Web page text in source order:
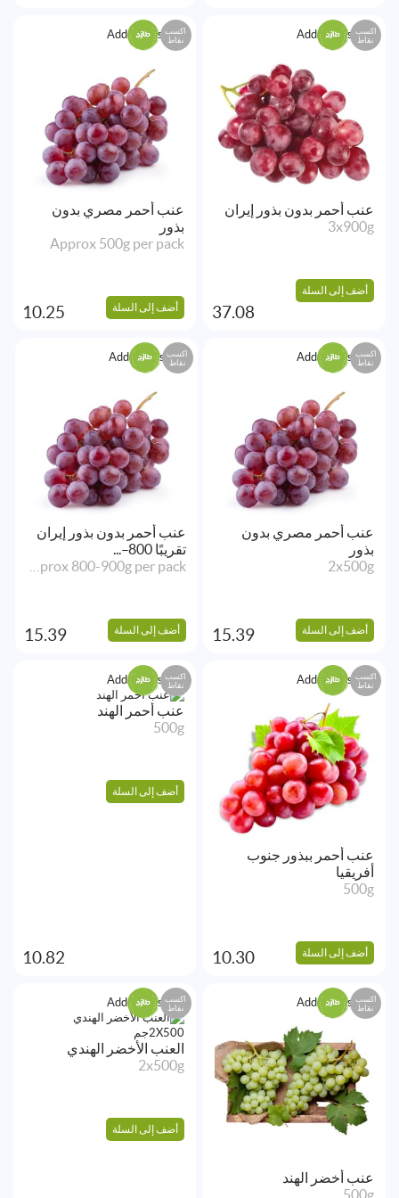
Add to Wishlist
اكسب
نقاط
عنب أحمر بدون بذور إيران
3x900g
أضف إلى السلة
37.08
Add to Wishlist
اكسب
نقاط
عنب أحمر مصري بدون
بذور
Approx 500g per pack
أضف إلى السلة 10.25
Add to Wishlist
اكسب
نقاط
عنب أحمر مصري بدون
بذور
2x500g
أضف إلى السلة 15.39
Add to Wishlist
اكسب
نقاط
عنب أحمر بدون بذور إيران
تقريبًا 800–...
أضف إلى السلة 15.39
Add to Wishlist
اكسب
نقاط
عنب أحمر ببذور جنوب
أفريقيا
500g
أضف إلى السلة 10.30
Add to Wishlist
اكسب
نقاط
عنب أحمر الهند
500g
أضف إلى السلة
10.82
Add to Wishlist
اكسب
نقاط
عنب أخضر الهند
500g
Add to Wishlist
اكسب
نقاط
العنب الأخضر الهندي
2x500g
أضف إلى السلة